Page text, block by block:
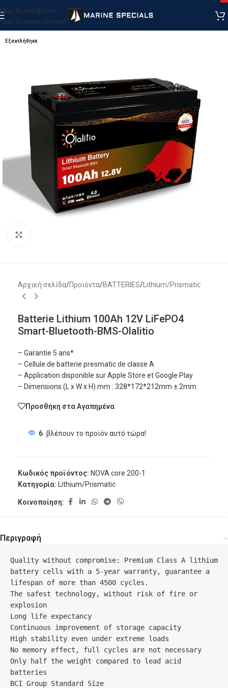
Skip to navigation
Skip to main content
Εξαντλήθηκε
Αρχική σελίδα/Προϊόντα/BATTERIES/ Lithium/Prismatic
Batterie Lithium 100Ah 12V LiFePO4
Smart-Bluetooth-BMS-Olalitio
– Garantie 5 ans*
– Cellule de batterie presmatic de classe A
– Application disponible sur Apple Store et Google Play
– Dimensions (L x W x H) mm : 328*172*212mm ± 2mm
Προσθήκη στα Αγαπημένα
6 βλέπουν το προϊόν αυτό τώρα!
Κωδικός προϊόντος: NOVA core 200-1
Κατηγορία:
Lithium/Prismatic
Κοινοποίηση:
Περιγραφή
Quality without compromise: Premium Class A lithium
battery cells with a 5-year warranty, guarantee a
lifespan of more than 4500 cycles.
The safest technology, without risk of fire or
explosion
Long life expectancy
Continuous improvement of storage capacity
High stability even under extreme loads
No memory effect, full cycles are not necessary
Only half the weight compared to lead acid
batteries
BCI Group Standard Size